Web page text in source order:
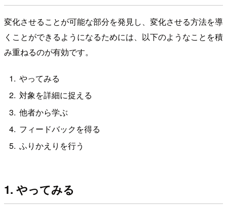
変化させることが可能な部分を発見し、変化させる方法を導
くことができるようになるためには、以下のようなことを積
み重ねるのが有効です。
やってみる
対象を詳細に捉える
他者から学ぶ
フィードバックを得る
ふりかえりを行う
1. やってみる